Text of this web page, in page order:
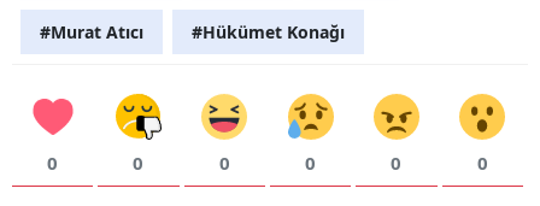
#Murat Atıcı #Hükümet Konağı
0 0 0 0 0 0